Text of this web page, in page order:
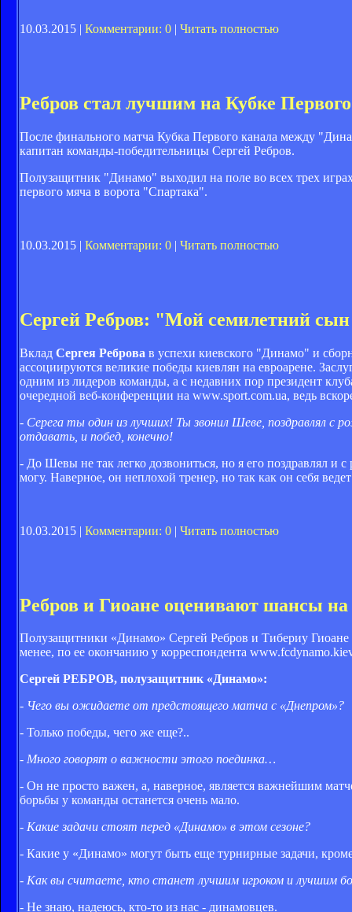
10.03.2015 | Комментарии: 0 | Читать полностью
Ребров стал лучшим на Кубке
После финального матча Кубка Первого канала между
капитан команды-победительницы Сергей Ребров.
Полузащитник "Динамо" выходил на поле во всех трех
первого мяча в ворота "Спартака".
10.03.2015 | Комментарии: 0 | Читать полностью
Сергей Ребров: "Мой семилетний
Вклад Сергея Реброва в успехи киевского "Динамо" и
ассоциируются великие победы киевлян на евроарене.
одним из лидеров команды, а с недавних пор президент
очередной веб-конференции на www.sport.com.ua, ведь
- Серега ты один из лучших! Ты звонил Шеве, поздравлял
отдавать, и побед, конечно!
- До Шевы не так легко дозвониться, но я его поздравлял и
могу. Наверное, он неплохой тренер, но так как он себя
10.03.2015 | Комментарии: 0 | Читать полностью
Ребров и Гиоане оценивают шансы
Полузащитники «Динамо» Сергей Ребров и Тибериу Гиоане
менее, по ее окончанию у корреспондента
Сергей РЕБРОВ, полузащитник «Динамо»:
- Чего вы ожидаете от предстоящего матча с «Днепром»?
- Только победы, чего же еще?..
- Много говорят о важности этого поединка…
- Он не просто важен, а, наверное, является важнейшим
борьбы у команды останется очень мало.
- Какие задачи стоят перед «Динамо» в этом сезоне?
- Какие у «Динамо» могут быть еще турнирные задачи,
- Как вы считаете, кто станет лучшим игроком и лучшим
- Не знаю, надеюсь, кто-то из нас - динамовцев.